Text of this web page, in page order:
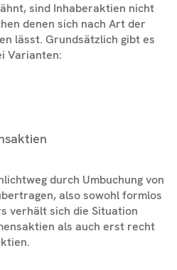
sind Inhaberaktien nicht
denen sich nach Art der
lässt. Grundsätzlich gibt es
Varianten:
durch Umbuchung von
also sowohl formlos
verhält sich die Situation
als auch erst recht